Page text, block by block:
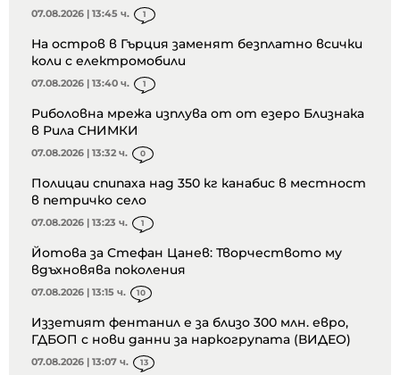
07.08.2026 | 13:45 ч. 1
На остров в Гърция заменят безплатно всички
коли с електромобили
07.08.2026 | 13:40 ч. 1
Риболовна мрежа изплува от от езеро Близнака
в Рила СНИМКИ
07.08.2026 | 13:32 ч. 0
Полицаи спипаха над 350 кг канабис в местност
в петричко село
07.08.2026 | 13:23 ч. 1
Йотова за Стефан Цанев: Творчеството му
вдъхновява поколения
07.08.2026 | 13:15 ч. 10
Иззетият фентанил е за близо 300 млн. евро,
ГДБОП с нови данни за наркогрупата (ВИДЕО)
07.08.2026 | 13:07 ч. 13